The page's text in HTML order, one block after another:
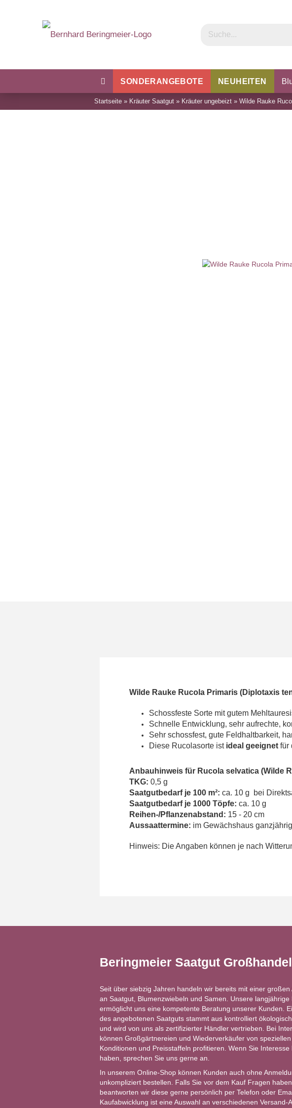
SONDERANGEBOTE NEUHEITEN
Kohl Bohnen & Erbsen Wurzel & Knollen
Startseite » Kräuter Saatgut » Kräuter ungebeizt » Wilde Rauke
Wilde Rauke Rucola Primaris (Diplotaxis
Schossfeste Sorte mit gutem
Schnelle Entwicklung, sehr aufrechte,
Sehr schossfest, gute Feldhaltbarkeit,
Diese Rucolasorte ist ideal geeignet für
Anbauhinweis für Rucola selvatica (Wilde
TKG: 0,5 g
Saatgutbedarf je 100 m²: ca. 10 g bei
Saatgutbedarf je 1000 Töpfe: ca. 10 g
Reihen-/Pflanzenabstand: 15 - 20 cm
Aussaattermine: im Gewächshaus
Hinweis: Die Angaben können je nach
Beringmeier Saatgut Großhandel
Seit über siebzig Jahren handeln wir bereits mit einer großen
an Saatgut, Blumenzwiebeln und Samen. Unsere langjährige
ermöglicht uns eine kompetente Beratung unserer Kunden.
des angebotenen Saatguts stammt aus kontrolliert
und wird von uns als zertifizierter Händler vertrieben. Bei
können Großgärtnereien und Wiederverkäufer von speziellen
Konditionen und Preisstaffeln profitieren. Wenn Sie Interesse
haben, sprechen Sie uns gerne an.
In unserem Online-Shop können Kunden auch ohne
unkompliziert bestellen. Falls Sie vor dem Kauf Fragen
beantworten wir diese gerne persönlich per Telefon oder
Kaufabwicklung ist eine Auswahl an verschiedenen Versand-